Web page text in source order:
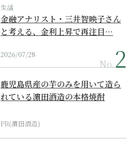
生活
金融アナリスト・三井智映子さん
と考える、金利上昇で再注目…
2026/07/28
No.
鹿児島県産の芋のみを用いて造ら
れている濵田酒造の本格焼酎
PR(濵田酒造)